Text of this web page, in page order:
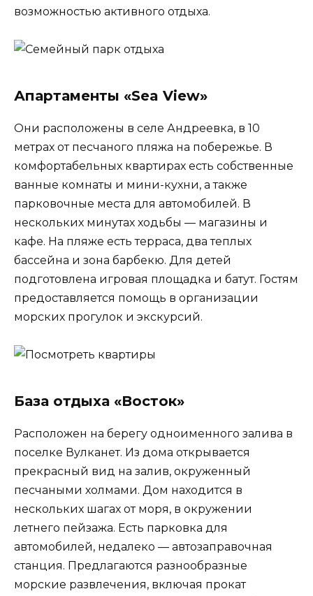
возможностью активного отдыха.
Апартаменты «Sea View»
Они расположены в селе Андреевка, в 10
метрах от песчаного пляжа на побережье. В
комфортабельных квартирах есть собственные
ванные комнаты и мини-кухни, а также
парковочные места для автомобилей. В
нескольких минутах ходьбы — магазины и
кафе. На пляже есть терраса, два теплых
бассейна и зона барбекю. Для детей
подготовлена игровая площадка и батут. Гостям
предоставляется помощь в организации
морских прогулок и экскурсий.
База отдыха «Восток»
Расположен на берегу одноименного залива в
поселке Вулканет. Из дома открывается
прекрасный вид на залив, окруженный
песчаными холмами. Дом находится в
нескольких шагах от моря, в окружении
летнего пейзажа. Есть парковка для
автомобилей, недалеко — автозаправочная
станция. Предлагаются разнообразные
морские развлечения, включая прокат